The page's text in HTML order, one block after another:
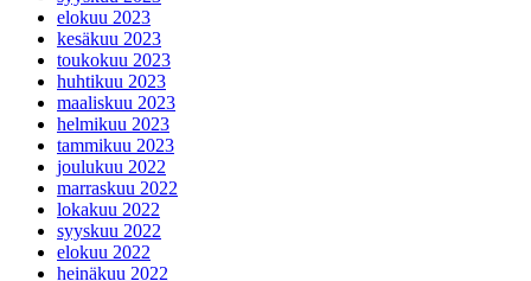
elokuu 2023
kesäkuu 2023
toukokuu 2023
huhtikuu 2023
maaliskuu 2023
helmikuu 2023
tammikuu 2023
joulukuu 2022
marraskuu 2022
lokakuu 2022
syyskuu 2022
elokuu 2022
heinäkuu 2022